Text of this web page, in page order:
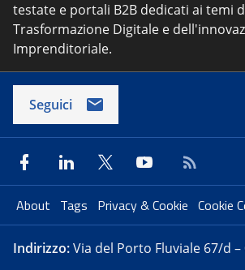
testate e portali B2B dedicati ai temi
Trasformazione Digitale e
Imprenditoriale.
Seguici
About Tags Privacy & Cookie Cookie
Indirizzo:Via del Porto Fluviale 67/d –